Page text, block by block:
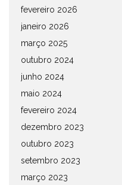
fevereiro 2026
janeiro 2026
março 2025
outubro 2024
junho 2024
maio 2024
fevereiro 2024
dezembro 2023
outubro 2023
setembro 2023
março 2023